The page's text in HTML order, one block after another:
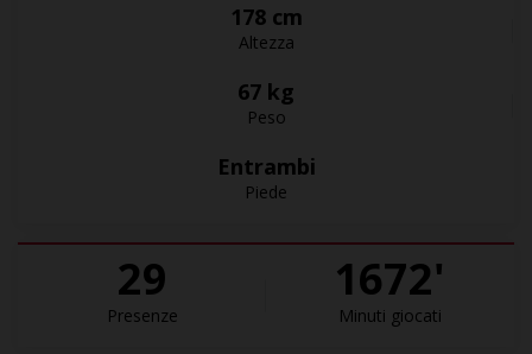
178 cm
Altezza
67 kg
Peso
Entrambi
Piede
29
Presenze
1672'
Minuti giocati